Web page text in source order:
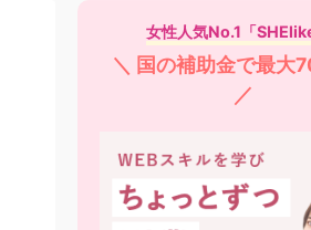
女性人気No.1「
＼ 国の補助金で最大
／